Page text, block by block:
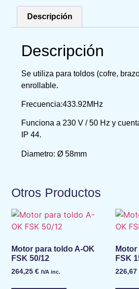
Descripción
Descripción
Se utiliza para toldos (cofre,
enrollable.
Frecuencia:433.92MHz
Funciona a 230 V / 50 Hz y
IP 44.
Diametro: Ø 58mm
Otros Productos
Motor para toldo A-OK
FSK 50/12
264,25€ IVA inc.
FSK
226,67